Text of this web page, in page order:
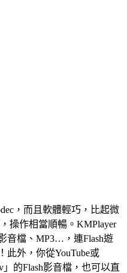
，而且軟體輕巧，比起微
操作相當順暢。KMPlayer
音檔、MP3…，連Flash遊
此外，你從YouTube或
的Flash影音檔，也可以直